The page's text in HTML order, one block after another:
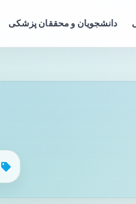
دانشجویان و محققان پزشکی